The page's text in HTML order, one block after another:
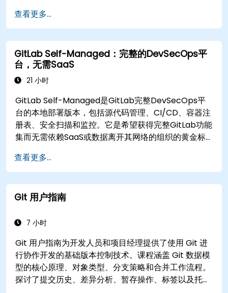
查看更多...
GitLab Self-Managed：完整的DevSecOps平
台，无需SaaS
21 小时
GitLab Self-Managed是GitLab完整DevSecOps平
台的本地部署版本，包括源代码管理、CI/CD、容器注
册表、安全扫描和监控。它是希望获得完整GitLab功能
集而无需依赖SaaS或数据离开其网络的组织的黄金标
查看更多...
Git 用户指南
7 小时
Git 用户指南为开发人员和项目经理提供了使用 Git 进
行协作开发的基础版本控制技术。课程涵盖 Git 数据模
型的核心原理、对象类型、分支策略和合并工作流程。
探讨了提交历史、差异分析、暂存操作、标签以及托管